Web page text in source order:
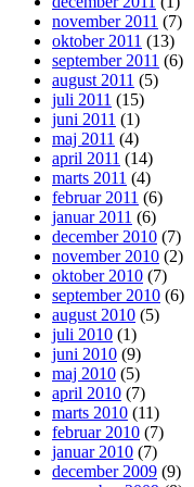
november 2011 (7)
oktober 2011 (13)
september 2011 (6)
august 2011 (5)
juli 2011 (15)
juni 2011 (1)
maj 2011 (4)
april 2011 (14)
marts 2011 (4)
februar 2011 (6)
januar 2011 (6)
december 2010 (7)
november 2010 (2)
oktober 2010 (7)
september 2010 (6)
august 2010 (5)
juli 2010 (1)
juni 2010 (9)
maj 2010 (5)
april 2010 (7)
marts 2010 (11)
februar 2010 (7)
januar 2010 (7)
december 2009 (9)